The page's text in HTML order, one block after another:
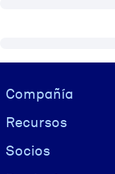
Visually hidden
Compañía
Recursos
Socios